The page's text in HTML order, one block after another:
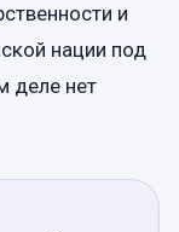
и
нации под
деле нет